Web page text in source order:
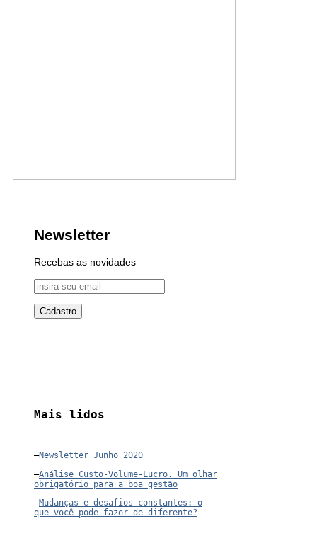
Newsletter
Recebas as novidades
Mais lidos
–Newsletter Junho 2020
–Análise Custo-Volume-Lucro. Um olhar
obrigatório para a boa gestão
–Mudanças e desafios constantes: o
que você pode fazer de diferente?